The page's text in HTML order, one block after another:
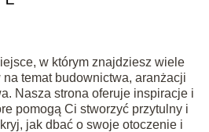
w którym znajdziesz wiele
na temat budownictwa, aranżacji
Nasza strona oferuje inspiracje i
pomogą Ci stworzyć przytulny i
jak dbać o swoje otoczenie i